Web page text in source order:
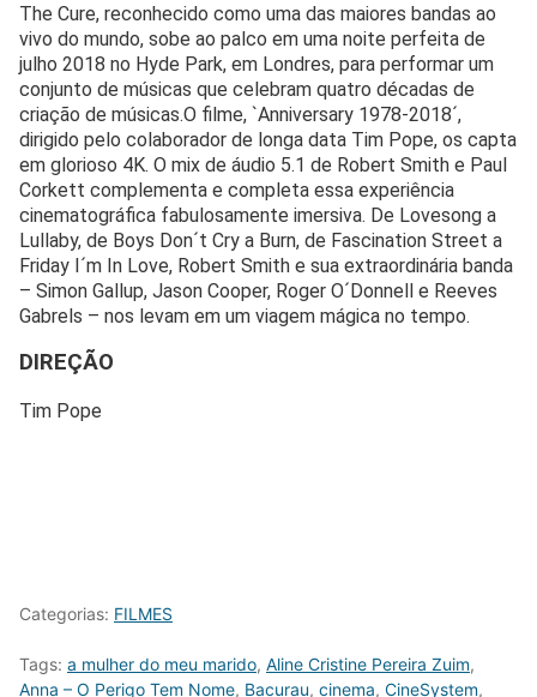
The Cure, reconhecido como uma das maiores bandas ao
vivo do mundo, sobe ao palco em uma noite perfeita de
julho 2018 no Hyde Park, em Londres, para performar um
conjunto de músicas que celebram quatro décadas de
criação de músicas.O filme, `Anniversary 1978-2018´,
dirigido pelo colaborador de longa data Tim Pope, os capta
em glorioso 4K. O mix de áudio 5.1 de Robert Smith e Paul
Corkett complementa e completa essa experiência
cinematográfica fabulosamente imersiva. De Lovesong a
Lullaby, de Boys Don´t Cry a Burn, de Fascination Street a
Friday I´m In Love, Robert Smith e sua extraordinária banda
– Simon Gallup, Jason Cooper, Roger O´Donnell e Reeves
Gabrels – nos levam em um viagem mágica no tempo.
DIREÇÃO
Tim Pope
Categorias: FILMES
Tags: a mulher do meu marido, Aline Cristine Pereira Zuim,
Anna – O Perigo Tem Nome, Bacurau, cinema, CineSystem,